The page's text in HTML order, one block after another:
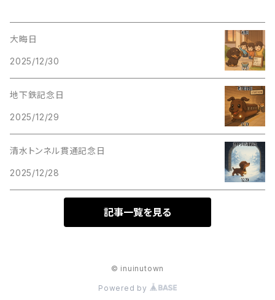
大晦日
2025/12/30
地下鉄記念日
2025/12/29
清水トンネル貫通記念日
2025/12/28
記事一覧を見る
© inuinutown
Powered by